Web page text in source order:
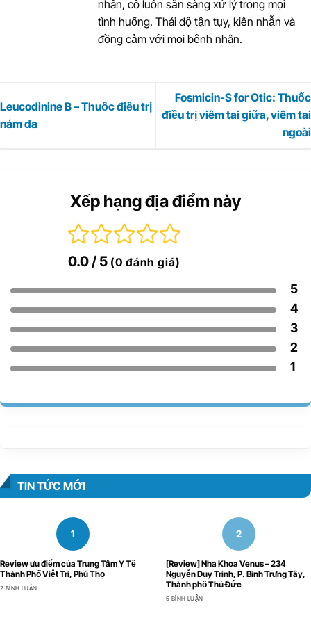
nhân, cô luôn sẵn sàng xử lý trong mọi
tình huống. Thái độ tận tụy, kiên nhẫn và
đồng cảm với mọi bệnh nhân.
Leucodinine B – Thuốc điều trị
nám da
Fosmicin-S for Otic: Thuốc
điều trị viêm tai giữa, viêm tai
ngoài
Xếp hạng địa điểm này
0.0/ 5 (0 đánh giá)
5
4
3
2
1
TIN TỨC MỚI
Review ưu điểm của Trung Tâm Y Tế
Thành Phố Việt Trì, Phú Thọ
2 BÌNH LUẬN
[Review] Nha Khoa Venus – 234
Nguyễn Duy Trinh, P. Bình Trưng Tây,
Thành phố Thủ Đức
5 BÌNH LUẬN